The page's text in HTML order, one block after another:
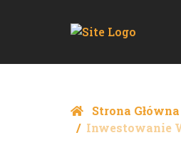
Strona Główna
Inwestowanie